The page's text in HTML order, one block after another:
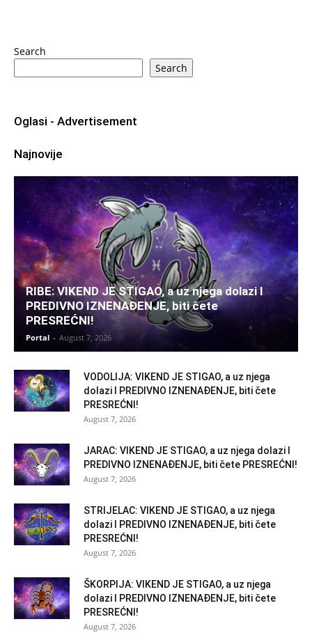
Search
Search
Oglasi - Advertisement
Najnovije
RIBE: VIKEND JE STIGAO, a uz njega dolazi I
PREDIVNO IZNENAĐENJE, biti čete
PRESREĆNI!
Portal - August 7, 2026
VODOLIJA: VIKEND JE STIGAO, a uz njega
dolazi I PREDIVNO IZNENAĐENJE, biti čete
PRESREĆNI!
August 7, 2026
JARAC: VIKEND JE STIGAO, a uz njega dolazi I
PREDIVNO IZNENAĐENJE, biti čete PRESREĆNI!
August 7, 2026
STRIJELAC: VIKEND JE STIGAO, a uz njega
dolazi I PREDIVNO IZNENAĐENJE, biti čete
PRESREĆNI!
August 7, 2026
ŠKORPIJA: VIKEND JE STIGAO, a uz njega
dolazi I PREDIVNO IZNENAĐENJE, biti čete
PRESREĆNI!
August 7, 2026